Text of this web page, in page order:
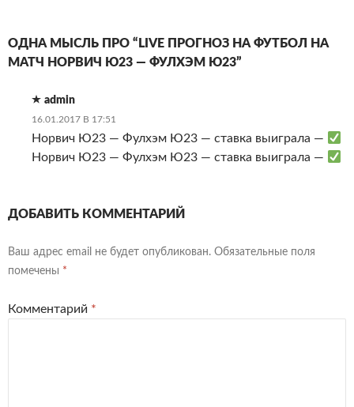
ОДНА МЫСЛЬ ПРО “LIVE ПРОГНОЗ НА ФУТБОЛ НА
МАТЧ НОРВИЧ Ю23 — ФУЛХЭМ Ю23”
admin
16.01.2017 В 17:51
Норвич Ю23 — Фулхэм Ю23 — ставка выиграла —
Норвич Ю23 — Фулхэм Ю23 — ставка выиграла —
ДОБАВИТЬ КОММЕНТАРИЙ
Ваш адрес email не будет опубликован. Обязательные поля
помечены *
Комментарий *